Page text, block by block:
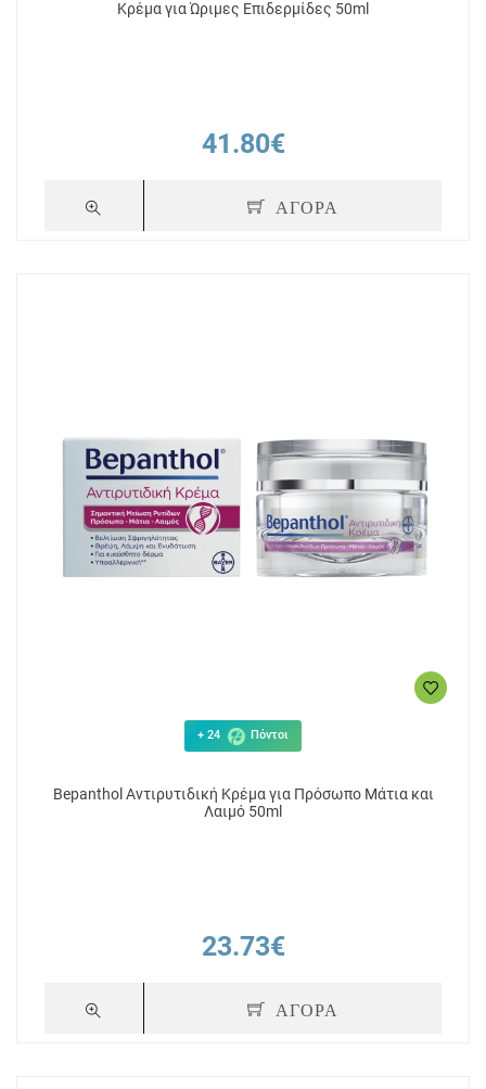
Κρέμα για Ώριμες Επιδερμίδες 50ml
41.80€
ΑΓΟΡΑ
+ 24 Πόντοι
Bepanthol Αντιρυτιδική Κρέμα για Πρόσωπο Μάτια και
Λαιμό 50ml
23.73€
ΑΓΟΡΑ